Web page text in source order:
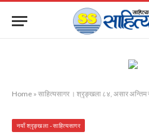
Home » साहित्यसागर । श्रृङ्खला ८४, असार अन्तिम साता, २०७९
नयाँ श्रृङ्खला - साहित्यसागर